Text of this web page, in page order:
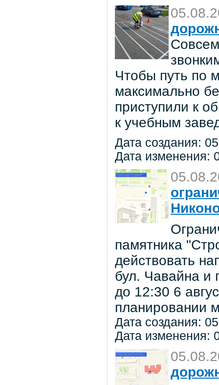
Чтобы путь по
максимально
приступили к
к учебным
Дата создания:
Дата изменения:
памятника
действовать
бул. Чавайна и
до 12:30 6
планировании
Дата создания:
Дата изменения: